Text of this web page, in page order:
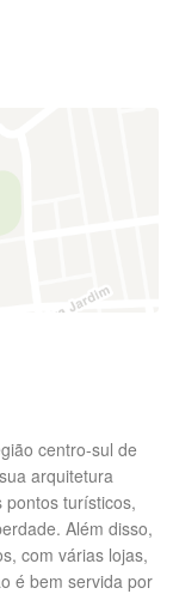
centro-sul de
arquitetura
pontos turísticos,
Além disso,
com várias lojas,
é bem servida por